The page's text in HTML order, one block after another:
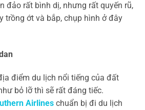
đảo rất bình dị, nhưng rất quyến rũ,
trồng ớt và bắp, chụp hình ở đây
điểm du lịch nổi tiếng của đất
bỏ lỡ thì sẽ rất đáng tiếc.
Airlines chuẩn bị đi du lịch